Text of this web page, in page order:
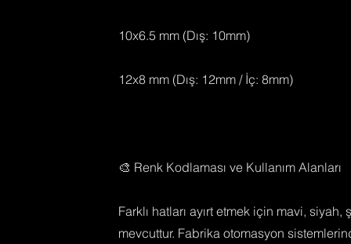
10x6.5 mm (Dış: 10mm)
12x8 mm (Dış: 12mm / İç: 8mm)
🎨 Renk Kodlaması ve Kullanım Alanları
Farklı hatları ayırt etmek için mavi, siyah,
mevcuttur. Fabrika otomasyon